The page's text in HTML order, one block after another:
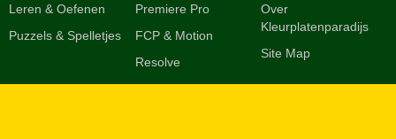
Leren & Oefenen
Puzzels & Spelletjes
Premiere Pro
FCP & Motion
Resolve
Over
Kleurplatenparadijs
Site Map